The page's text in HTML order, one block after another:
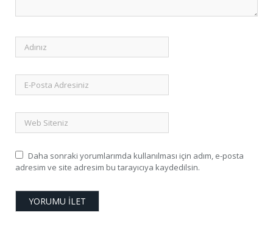
Daha sonraki yorumlarımda kullanılması için adım, e-posta
adresim ve site adresim bu tarayıcıya kaydedilsin.